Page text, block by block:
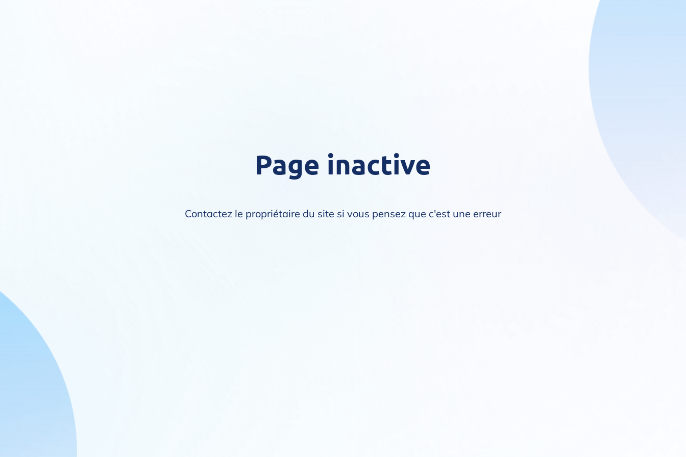
Page inactive
Contactez le propriétaire du site si vous pensez que c'est une erreur